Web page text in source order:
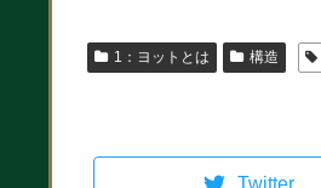
1：ヨットとは 構造
Twitter